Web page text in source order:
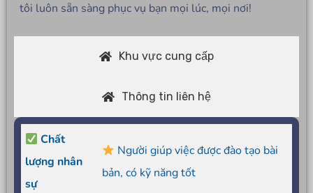
tôi luôn sẵn sàng phục vụ bạn mọi lúc, mọi nơi!
Khu vực cung cấp
Thông tin liên hệ
Chất
lượng nhân
sự
Người giúp việc được đào tạo bài
bản, có kỹ năng tốt